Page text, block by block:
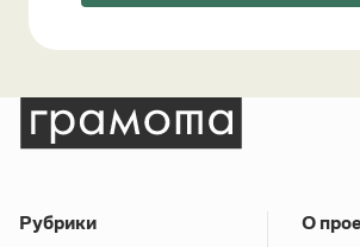
Рубрики О